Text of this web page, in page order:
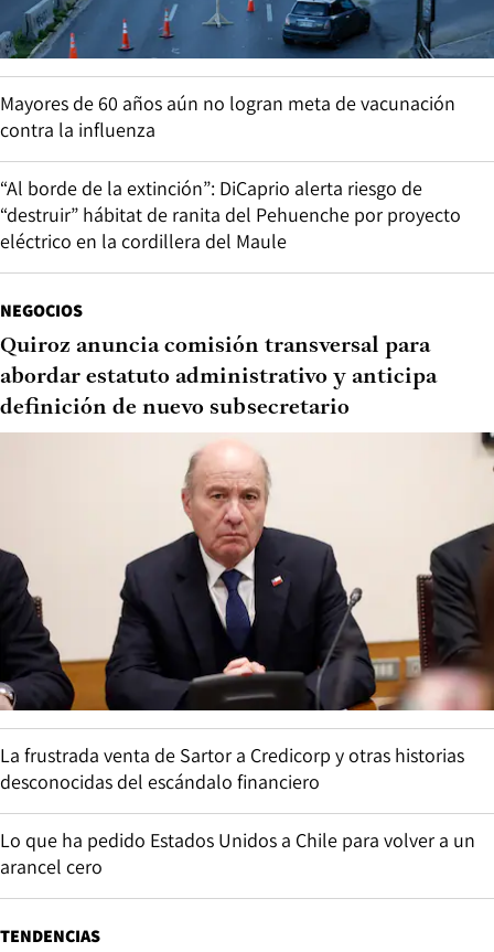
Mayores de 60 años aún no logran meta de vacunación
contra la influenza
“Al borde de la extinción”: DiCaprio alerta riesgo de
“destruir” hábitat de ranita del Pehuenche por proyecto
eléctrico en la cordillera del Maule
NEGOCIOS
Quiroz anuncia comisión transversal para
abordar estatuto administrativo y anticipa
definición de nuevo subsecretario
La frustrada venta de Sartor a Credicorp y otras historias
desconocidas del escándalo financiero
Lo que ha pedido Estados Unidos a Chile para volver a un
arancel cero
TENDENCIAS